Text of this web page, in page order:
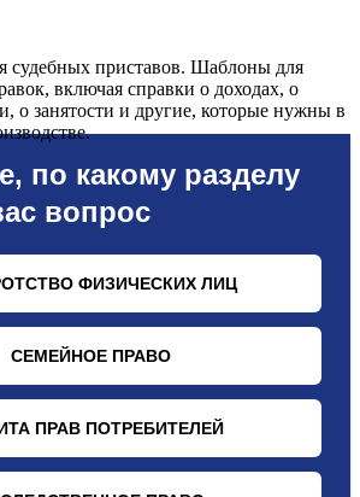
судебных приставов. Шаблоны для
включая справки о доходах, о
о занятости и другие, которые нужны в